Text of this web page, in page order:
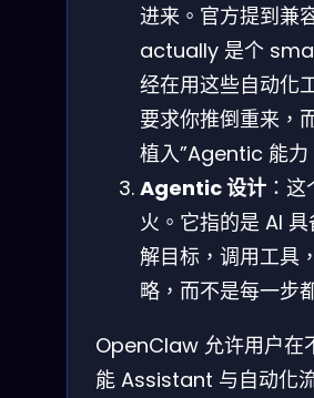
进来。官方提到兼
actually 是个
经在用这些自动化
要求你推倒重来，
植入”Agentic 能力
Agentic 设计 ：
火。它指的是 AI 具
解目标，调用工具
略，而不是每一步
OpenClaw 允许用户在
能 Assistant 与自动化